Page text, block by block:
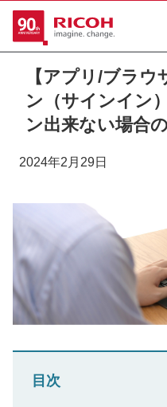
【アプリ/ブラ
ン（サインイン
ン出来ない場合
2024年2月29日
目次